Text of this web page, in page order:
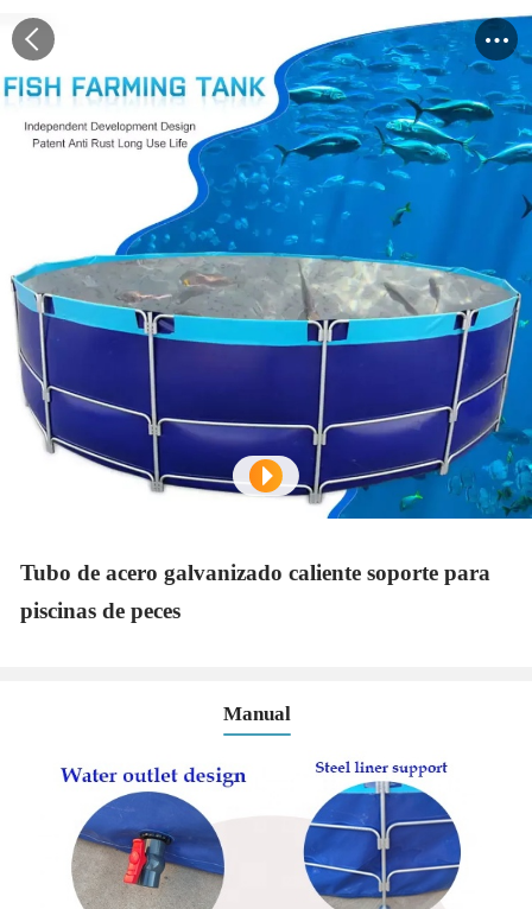
Tubo de acero galvanizado caliente soporte para
piscinas de peces
Manual